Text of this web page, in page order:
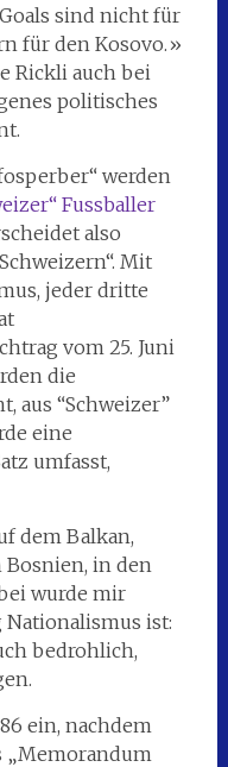
sind nicht für
für den Kosovo.»
Rickli auch bei
politisches
werden
Fussballer
also
Mit
jeder dritte
vom 25. Juni
die
aus “Schweizer”
eine
umfasst,
dem Balkan,
in den
wurde mir
Nationalismus ist:
bedrohlich,
ein, nachdem
„Memorandum